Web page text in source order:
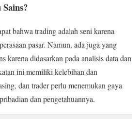
bahwa trading adalah seni karena
pasar. Namun, ada juga yang
karena didasarkan pada analisis data dan
ini memiliki kelebihan dan
dan trader perlu menemukan gaya
dan pengetahuannya.